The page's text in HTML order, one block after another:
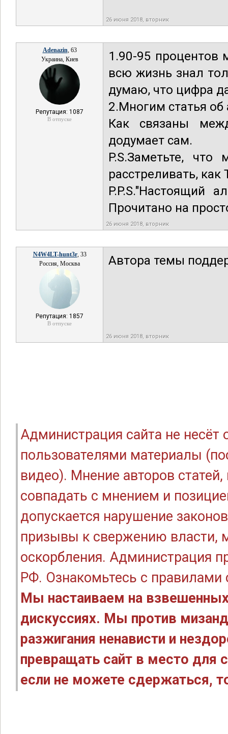
26 июня 2018, вторник
Adenazin, 63
Украина, Киев
Репутация: 1087
В отпуске
1.90-95 процентов
всю жизнь знал
думаю, что цифра
2.Многим статья
Как связаны
додумает сам.
P.S.Заметьте,
расстреливать, как
P.P.S."Настоящий
Прочитано на
26 июня 2018, вторник
N4W4LT-hunt3r, 33
Россия, Москва
Репутация: 1857
В отпуске
Автора темы
26 июня 2018, вторник
Администрация сайта не
пользователями материалы
видео). Мнение авторов
совпадать с мнением и
допускается нарушение
призывы к свержению власти,
оскорбления. Администрация
РФ. Ознакомьтесь с правилами
Мы настаиваем на
дискуссиях. Мы против
разжигания ненависти и
превращать сайт в место для
если не можете сдержаться,